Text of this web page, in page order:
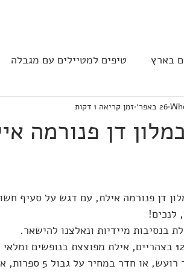
בארץ טיפים למטיילים עם מגבלה
ארה"ב וצפון אמריקה
דן פנורמה
26 באפר׳ זמן קריאה 1 דקות
דן פנורמה אילת, עם דגש על סעיף
לנכים!
בנסיבות מיידיות ונאלצנו להישאר.
יום שישי, בשעה 12 בצהריים, אילת מפוצצת
במחיר על גבול 5 ספרות, או החדר במלון לעיל.